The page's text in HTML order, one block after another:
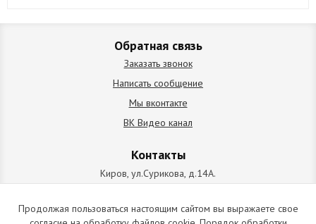
Обратная связь
Заказать звонок
Написать сообщение
Мы вконтакте
ВК Видео канал
Контакты
Киров, ул.Сурикова, д.14А.
схема проезда
+7 (912) 827-92-55
Продолжая пользоваться настоящим сайтом вы выражаете свое